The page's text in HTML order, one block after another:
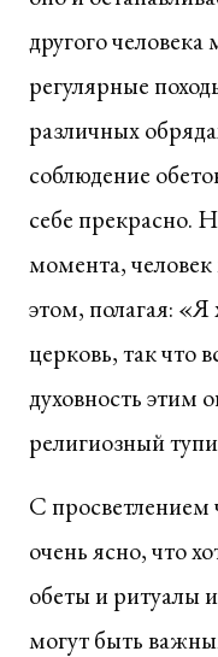
другого
регулярные
различных
соблюдение
себе прекрасно.
момента, человек
этом, полагая:
церковь, так что
духовность этим
религиозный
С просветлением
очень ясно, что
обеты и ритуалы
могут быть